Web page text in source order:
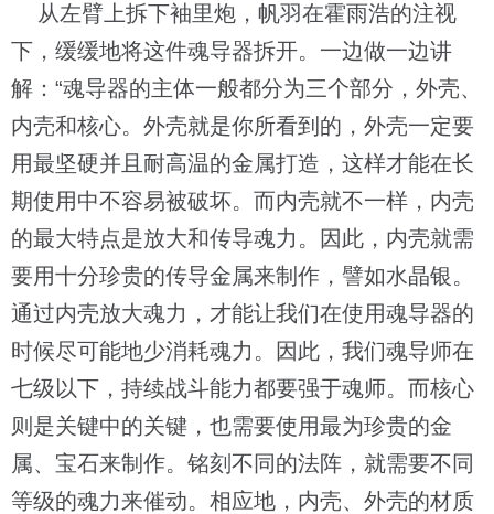
从左臂上拆下袖里炮，帆羽在霍雨浩的注视
下，缓缓地将这件魂导器拆开。一边做一边讲
解：“魂导器的主体一般都分为三个部分，外壳、
内壳和核心。外壳就是你所看到的，外壳一定要
用最坚硬并且耐高温的金属打造，这样才能在长
期使用中不容易被破坏。而内壳就不一样，内壳
的最大特点是放大和传导魂力。因此，内壳就需
要用十分珍贵的传导金属来制作，譬如水晶银。
通过内壳放大魂力，才能让我们在使用魂导器的
时候尽可能地少消耗魂力。因此，我们魂导师在
七级以下，持续战斗能力都要强于魂师。而核心
则是关键中的关键，也需要使用最为珍贵的金
属、宝石来制作。铭刻不同的法阵，就需要不同
等级的魂力来催动。相应地，内壳、外壳的材质